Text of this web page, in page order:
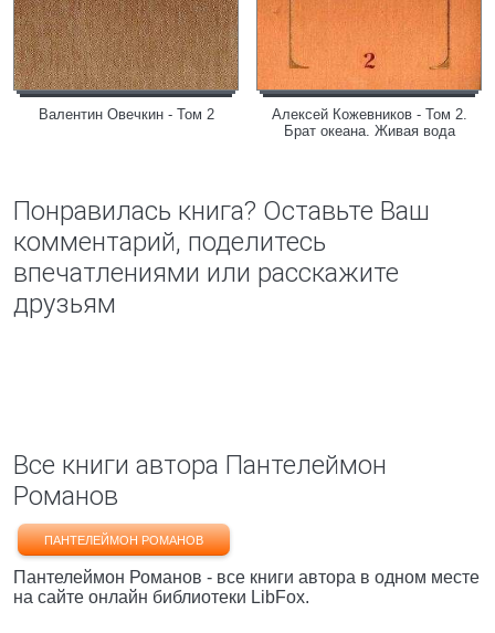
Валентин Овечкин - Том 2
Алексей Кожевников - Том 2.
Брат океана. Живая вода
Понравилась книга? Оставьте Ваш
комментарий, поделитесь
впечатлениями или расскажите
друзьям
Все книги автора Пантелеймон
Романов
ПАНТЕЛЕЙМОН РОМАНОВ
Пантелеймон Романов - все книги автора в одном месте
на сайте онлайн библиотеки LibFox.